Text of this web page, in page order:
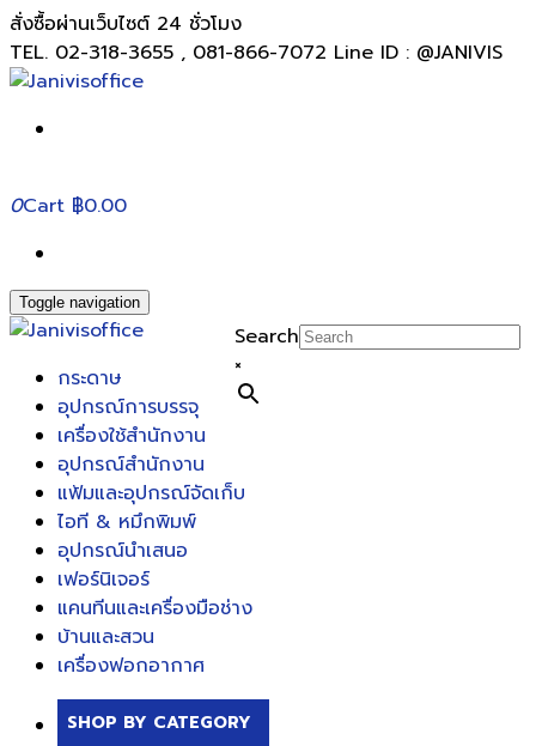
สั่งซื้อผ่านเว็บไซต์ 24 ชั่วโมง
TEL. 02-318-3655 , 081-866-7072 Line ID : @JANIVIS
0Cart ฿0.00
Toggle navigation
Search
×
กระดาษ
อุปกรณ์การบรรจุ
เครื่องใช้สำนักงาน
อุปกรณ์สำนักงาน
แฟ้มและอุปกรณ์จัดเก็บ
ไอที & หมึกพิมพ์
อุปกรณ์นำเสนอ
เฟอร์นิเจอร์
แคนทีนและเครื่องมือช่าง
บ้านและสวน
เครื่องฟอกอากาศ
SHOP BY CATEGORY